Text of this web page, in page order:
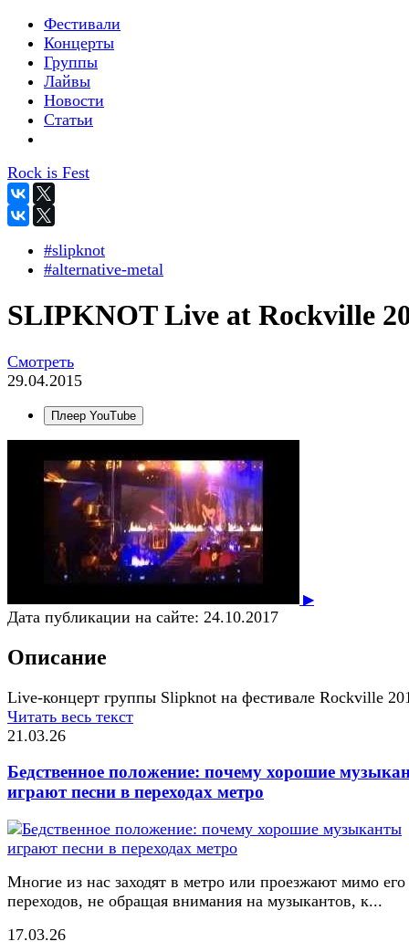
Фестивали
Концерты
Группы
Лайвы
Новости
Статьи
Rock is Fest
#slipknot
#alternative-metal
SLIPKNOT Live at Rockville
Смотреть
29.04.2015
Плеер YouTube
▶
Дата публикации на сайте: 24.10.2017
Описание
Live-концерт группы Slipknot на фестивале Rockville
Читать весь текст
21.03.26
Бедственное положение: почему хорошие
играют песни в переходах метро
Многие из нас заходят в метро или проезжают мимо его
переходов, не обращая внимания на музыкантов, к...
17.03.26